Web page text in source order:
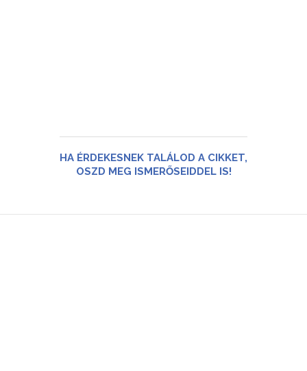
HA ÉRDEKESNEK TALÁLOD A CIKKET,
OSZD MEG ISMERŐSEIDDEL IS!